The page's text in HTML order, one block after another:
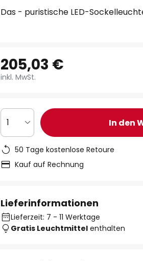
Das - puristische LED-
205,03 €
inkl. MwSt.
1 In den
50 Tage kostenlose Retoure
Kauf auf Rechnung
Lieferinformationen
Lieferzeit: 7 - 11 Werktage
Gratis Leuchtmittel enthalten